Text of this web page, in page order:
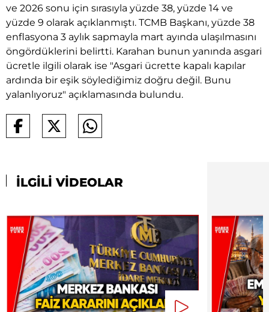
ve 2026 sonu için sırasıyla yüzde 38, yüzde 14 ve
yüzde 9 olarak açıklanmıştı. TCMB Başkanı, yüzde 38
enflasyona 3 aylık sapmayla mart ayında ulaşılmasını
öngördüklerini belirtti. Karahan bunun yanında asgari
ücretle ilgili olarak ise "Asgari ücrette kapalı kapılar
ardında bir eşik söylediğimiz doğru değil. Bunu
yalanlıyoruz" açıklamasında bulundu.
İLGİLİ VİDEOLAR